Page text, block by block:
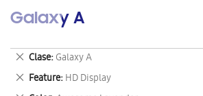
Galaxy A
Clase Galaxy A
Eliminar
este
artículo
Feature HD Display
Eliminar
este